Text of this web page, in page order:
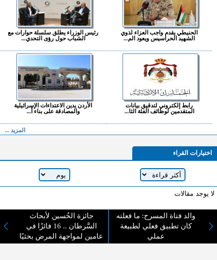
الحنيطي يقدم واجب العزاء لذوي
الشهيد الحراسيس ويعود الم...
رئيس الوزراء يطلق سلسلة حوارات مع
الشباب حول رؤى التحدي...
رابط إلكتروني لتدقيق بيانات
المتقدمين لوظائف الفئة الثا...
الأردن يدين الاعتداءات الإسرائيلية
والمصادقة على بناء أ...
المزيد ...
اختيارات القراء
لا يوجد مقالات
والد فتاة المسرح: ما فعلته
كان تطبيق فعلي لطبيعة
عملي
جائزة الحُسين لأبحاث
السَّرطان .. 16 فائزًا في
عامين لمواجهة المرض بحثيًا
لا مانع من الإقتباس وإعادة النشر شريط ذكر المصدر ( المدينة نيوز ) - الآراء والتعليقات
المنشورة تعبر عن رأي أصحابها فقط